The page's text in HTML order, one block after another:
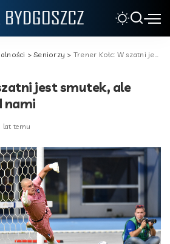
>Seniorzy > Trener Kołc: W szatni jest smutek, ale wszystko przed nami
jest smutek, ale
nami
lat temu